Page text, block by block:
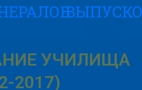
УЧИЛИЩА
2017)